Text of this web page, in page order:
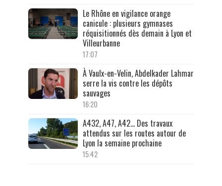
Le Rhône en vigilance orange
canicule : plusieurs gymnases
réquisitionnés dès demain à Lyon et
Villeurbanne
17:07
À Vaulx-en-Velin, Abdelkader Lahmar
serre la vis contre les dépôts
sauvages
16:20
A432, A47, A42… Des travaux
attendus sur les routes autour de
Lyon la semaine prochaine
15:42